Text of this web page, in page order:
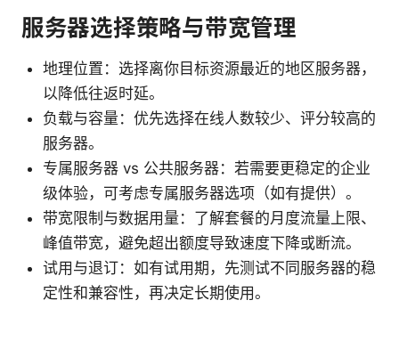
服务器选择策略与带宽管理
地理位置：选择离你目标资源最近的地区服务器，
以降低往返时延。
负载与容量：优先选择在线人数较少、评分较高的
服务器。
专属服务器 vs 公共服务器：若需要更稳定的企业
级体验，可考虑专属服务器选项（如有提供）。
带宽限制与数据用量：了解套餐的月度流量上限、
峰值带宽，避免超出额度导致速度下降或断流。
试用与退订：如有试用期，先测试不同服务器的稳
定性和兼容性，再决定长期使用。